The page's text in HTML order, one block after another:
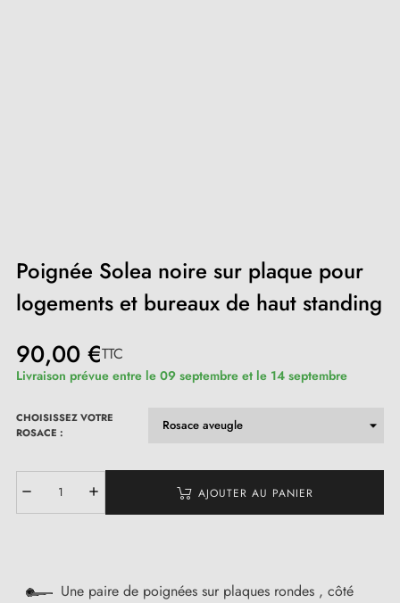
Poignée Solea noire sur plaque pour
logements et bureaux de haut standing
90,00 €TTC
Livraison prévue entre le 09 septembre et le 14 septembre
CHOISISSEZ VOTRE
ROSACE :
AJOUTER AU PANIER
Une paire de poignées sur plaques rondes , côté